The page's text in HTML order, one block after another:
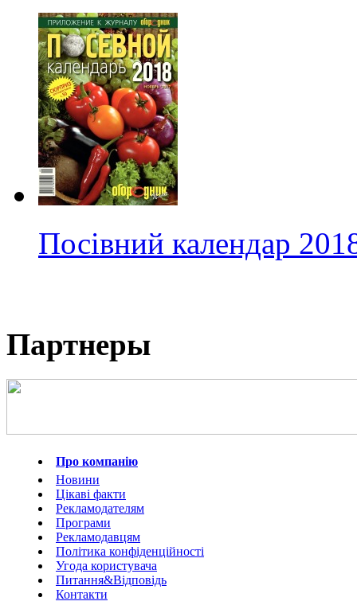
Посівний календар
Партнеры
Про компанію
Новини
Цікаві факти
Рекламодателям
Програми
Рекламодавцям
Політика конфіденційності
Угода користувача
Питання&Відповідь
Контакти